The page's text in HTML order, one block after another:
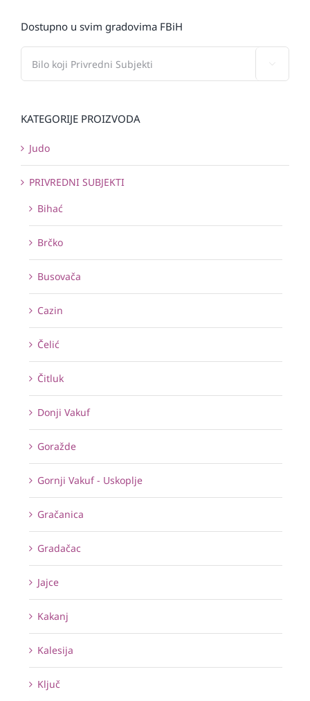
Dostupno u svim gradovima FBiH
KATEGORIJE PROIZVODA
Judo
PRIVREDNI SUBJEKTI
Bihać
Brčko
Busovača
Cazin
Čelić
Čitluk
Donji Vakuf
Goražde
Gornji Vakuf - Uskoplje
Gračanica
Gradačac
Jajce
Kakanj
Kalesija
Ključ